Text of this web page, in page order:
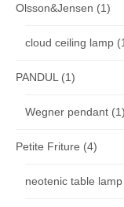
Olsson&Jensen (1)
cloud ceiling lamp
PANDUL (1)
Wegner pendant (1)
Petite Friture (4)
neotenic table lamp